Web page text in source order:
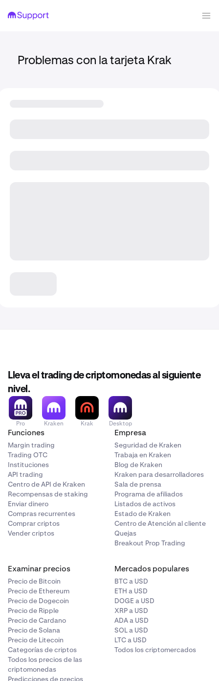
Problemas con la tarjeta Krak
Lleva el trading de criptomonedas al siguiente
nivel.
Pro Kraken Krak Desktop
Funciones
Margin trading
Trading OTC
Instituciones
API trading
Centro de API de Kraken
Recompensas de staking
Enviar dinero
Compras recurrentes
Comprar criptos
Vender criptos
Empresa
Seguridad de Kraken
Trabaja en Kraken
Blog de Kraken
Kraken para desarrolladores
Sala de prensa
Programa de afiliados
Listados de activos
Estado de Kraken
Centro de Atención al cliente
Quejas
Breakout Prop Trading
Examinar precios
Precio de Bitcoin
Precio de Ethereum
Precio de Dogecoin
Precio de Ripple
Precio de Cardano
Precio de Solana
Precio de Litecoin
Categorías de criptos
Todos los precios de las
criptomonedas
Predicciones de precios
Mercados populares
BTC a USD
ETH a USD
DOGE a USD
XRP a USD
ADA a USD
SOL a USD
LTC a USD
Todos los criptomercados